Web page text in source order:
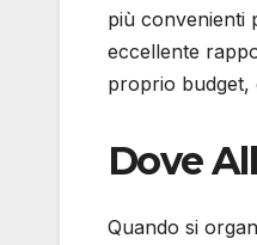
più convenienti
eccellente
proprio budget,
Dove
Quando si